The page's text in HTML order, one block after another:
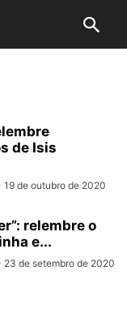
de Isis
19 de outubro de 2020
relembre o
e...
23 de setembro de 2020